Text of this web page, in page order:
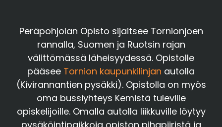
Peräpohjolan Opisto sijaitsee Tornionjoen
rannalla, Suomen ja Ruotsin rajan
välittömässä läheisyydessä. Opistolle
pääsee Tornion kaupunkilinjan autolla
(Kivirannantien pysäkki). Opistolla on myös
oma bussiyhteys Kemistä tuleville
opiskelijoille. Omalla autolla liikkuville löytyy